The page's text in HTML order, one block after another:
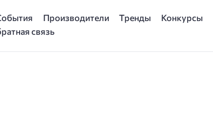
Производители Тренды
Конкурсы
связь